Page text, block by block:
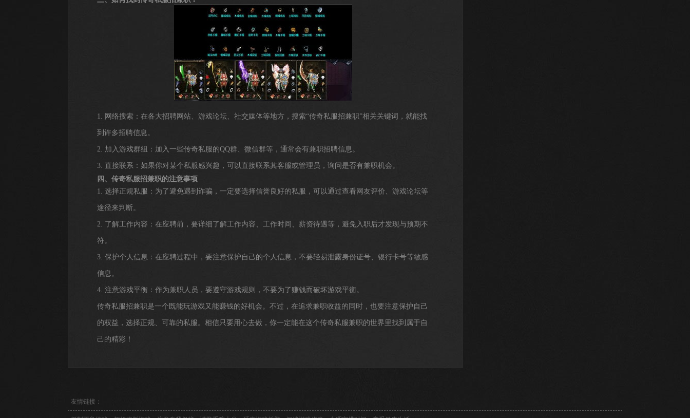
1. 网络搜索：在各大招聘网站、游戏论坛、社交媒体等地方，搜索“传奇私服招兼职”相关关键词，就能找
到许多招聘信息。
2. 加入游戏群组：加入一些传奇私服的QQ群、微信群等，通常会有兼职招聘信息。
3. 直接联系：如果你对某个私服感兴趣，可以直接联系其客服或管理员，询问是否有兼职机会。
四、传奇私服招兼职的注意事项
1. 选择正规私服：为了避免遇到诈骗，一定要选择信誉良好的私服，可以通过查看网友评价、游戏论坛等
途径来判断。
2. 了解工作内容：在应聘前，要详细了解工作内容、工作时间、薪资待遇等，避免入职后才发现与预期不
符。
3. 保护个人信息：在应聘过程中，要注意保护自己的个人信息，不要轻易泄露身份证号、银行卡号等敏感
信息。
4. 注意游戏平衡：作为兼职人员，要遵守游戏规则，不要为了赚钱而破坏游戏平衡。
传奇私服招兼职是一个既能玩游戏又能赚钱的好机会。不过，在追求兼职收益的同时，也要注意保护自己
的权益，选择正规、可靠的私服。相信只要用心去做，你一定能在这个传奇私服兼职的世界里找到属于自
己的精彩！
友情链接：